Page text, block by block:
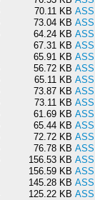
70.11 KB
73.04 KB
64.24 KB
67.31 KB
65.91 KB
56.72 KB
65.11 KB
73.87 KB
73.11 KB
61.69 KB
65.44 KB
72.72 KB
76.78 KB
156.53 KB
156.59 KB
145.28 KB
125.22 KB